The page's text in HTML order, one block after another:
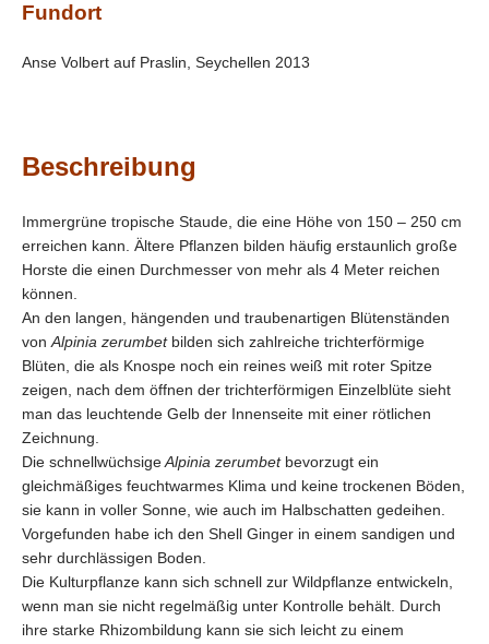
Fundort
Anse Volbert auf Praslin, Seychellen 2013
Beschreibung
Immergrüne tropische Staude, die eine Höhe von 150 – 250 cm
erreichen kann. Ältere Pflanzen bilden häufig erstaunlich große
Horste die einen Durchmesser von mehr als 4 Meter reichen
können.
An den langen, hängenden und traubenartigen Blütenständen
von Alpinia zerumbetbilden sich zahlreiche trichterförmige
Blüten, die als Knospe noch ein reines weiß mit roter Spitze
zeigen, nach dem öffnen der trichterförmigen Einzelblüte sieht
man das leuchtende Gelb der Innenseite mit einer rötlichen
Zeichnung.
Die schnellwüchsigeAlpinia zerumbetbevorzugt ein
gleichmäßiges feuchtwarmes Klima und keine trockenen Böden,
sie kann in voller Sonne, wie auch im Halbschatten gedeihen.
Vorgefunden habe ich den Shell Ginger in einem sandigen und
sehr durchlässigen Boden.
Die Kulturpflanze kann sich schnell zur Wildpflanze entwickeln,
wenn man sie nicht regelmäßig unter Kontrolle behält. Durch
ihre starke Rhizombildung kann sie sich leicht zu einem